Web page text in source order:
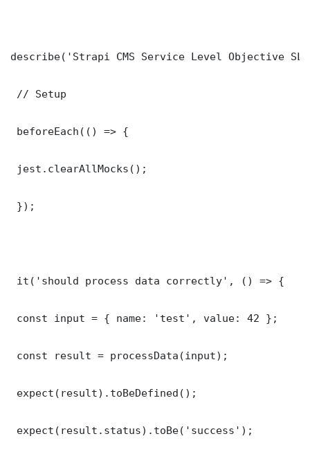
describe('Strapi CMS Service Level Objective
// Setup
beforeEach(() => {
jest.clearAllMocks();
});
it('should process data correctly', () => {
const input = { name: 'test', value: 42 };
const result = processData(input);
expect(result).toBeDefined();
expect(result.status).toBe('success');